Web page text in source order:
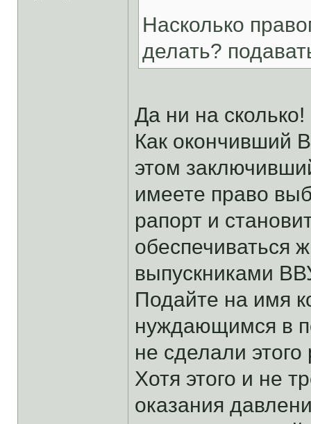
Насколько
делать?
Да ни на сколько!
Как окончивший
этом
имеете право
рапорт и
обеспечиваться
выпускниками
Подайте на имя
нуждающимся в
не сделали этого
Хотя этого и не
оказания